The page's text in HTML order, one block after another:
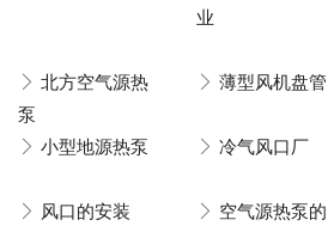
业
北方空气源热
泵
薄型风机盘管
小型地源热泵
冷气风口厂
风口的安装
空气源热泵的